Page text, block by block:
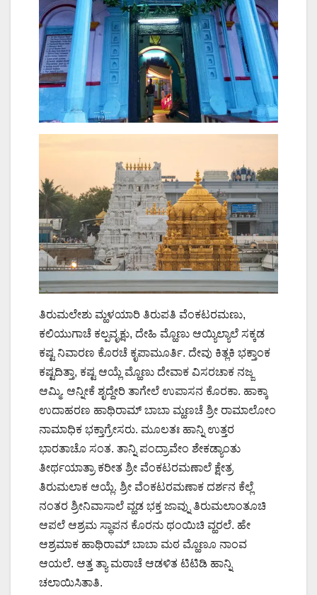
ತಿರುಮಲೇಶು ಮ್ಹಳಯಾರಿ ತಿರುಪತಿ ವೆಂಕಟರಮಣು,
ಕಲಿಯುಗಾಚೆ ಕಲ್ಪವೃಕ್ಷು, ದೇಹಿ ಮ್ಹೊಣು ಆಯ್ಯಿಲ್ಯಾಲೆ ಸಕ್ಕಡ
ಕಷ್ಟ ನಿವಾರಣ ಕೊರಚೆ ಕೃಪಾಮೂರ್ತಿ. ದೇವು ಕಿತ್ಲಕಿ ಭಕ್ತಾಂಕ
ಕಷ್ಟದಿತ್ತಾ, ಕಷ್ಟ ಆಯ್ಲೆ ಮ್ಹೊಣು ದೇವಾಕ ವಿಸರಚಾಕ ನಜ್ಜ
ಆಮ್ಮಿ. ಆನ್ನೀಕೆ ಶೃದ್ದೇರಿ ತಾಗೇಲೆ ಉಪಾಸನ ಕೊರಕಾ. ಹಾಕ್ಕಾ
ಉದಾಹರಣ ಹಾಥಿರಾಮ್ ಬಾಬಾ ಮ್ಹಣಚೆ ಶ್ರೀ ರಾಮಾಲೋಂ
ನಾಮಾಧಿಕ ಭಕ್ತಾಗ್ರೇಸರು. ಮೂಲತಃ ಹಾನ್ನಿ ಉತ್ತರ
ಭಾರತಾಚೊ ಸಂತ. ತಾನ್ನಿ ಪಂದ್ರಾವೇಂ ಶೇಕಡ್ಯಾಂತು
ತೀರ್ಥಯಾತ್ರಾ ಕರೀತ ಶ್ರೀ ವೆಂಕಟರಮಣಾಲೆ ಕ್ಷೇತ್ರ
ತಿರುಮಲಾಕ ಆಯ್ಲೆ. ಶ್ರೀ ವೆಂಕಟರಮಣಾಕ ದರ್ಶನ ಕೆಲ್ಲೆ
ನಂತರ ಶ್ರೀನಿವಾಸಾಲೆ ವ್ಹಡ ಭಕ್ತ ಜಾವ್ನು ತಿರುಮಲಾಂತೂಚಿ
ಆಪಲೆ ಆಶ್ರಮ ಸ್ಥಾಪನ ಕೊರನು ಥಂಯಿಚಿ ವ್ಹರಲೆ. ಹೇ
ಆಶ್ರಮಾಕ ಹಾಥಿರಾಮ್ ಬಾಬಾ ಮಠ ಮ್ಹೊಣೂ ನಾಂವ
ಆಯಲೆ. ಆತ್ತ ತ್ಯಾ ಮಠಾಚೆ ಆಡಳಿತ ಟಿಟಿಡಿ ಹಾನ್ನಿ
ಚಲಾಯಿಸಿತಾತಿ.